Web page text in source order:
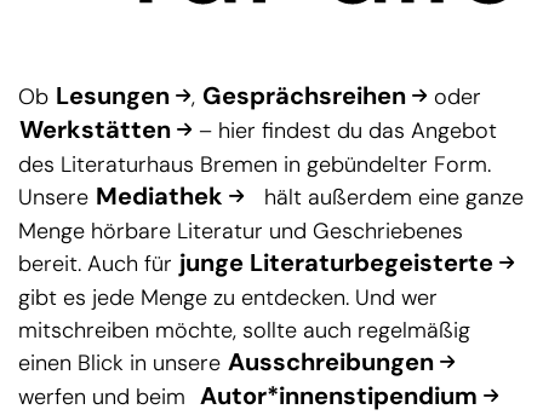
Ob Lesungen , Gesprächsreihen oder
Werkstätten
– hier findest du das Angebot
des Literaturhaus Bremen in gebündelter Form.
Unsere Mediathek
hält außerdem eine ganze
Menge hörbare Literatur und Geschriebenes
bereit. Auch für junge Literaturbegeisterte
gibt es jede Menge zu entdecken. Und wer
mitschreiben möchte, sollte auch regelmäßig
einen Blick in unsere Ausschreibungen
werfen und beim Autor*innenstipendium